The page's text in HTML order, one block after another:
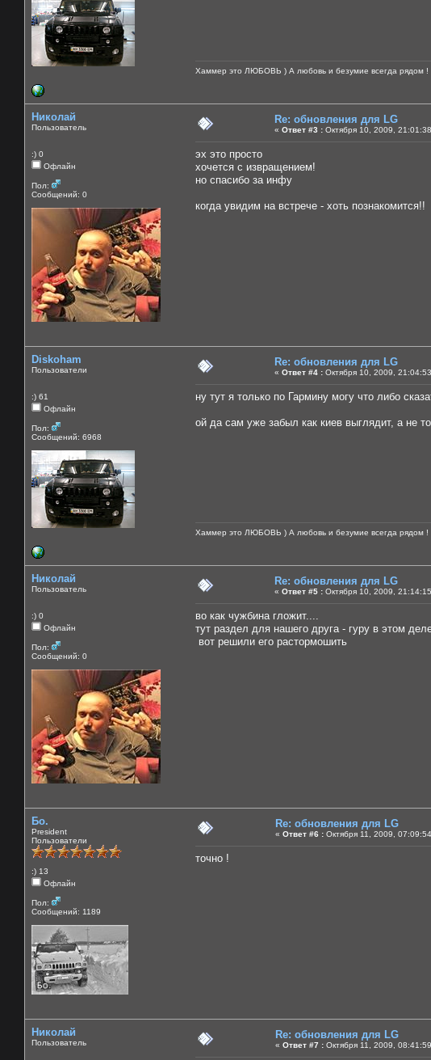
Хаммер это ЛЮБОВЬ ) А любовь и безумие всегда рядом !
Николай
Пользователь
:) 0
Офлайн
Пол:
Сообщений: 0
Re: обновления для LG
« Ответ #3 : Октября 10, 2009,
эх это просто
хочется с извращением!
но спасибо за инфу
когда увидим на встрече - хоть познакомится!!
Diskoham
Пользователи
:) 61
Офлайн
Пол:
Сообщений: 6968
Re: обновления для LG
« Ответ #4 : Октября 10, 2009,
ну тут я только по Гармину могу что либо
ой да сам уже забыл как киев выглядит, а не
Хаммер это ЛЮБОВЬ ) А любовь и безумие всегда рядом !
Николай
Пользователь
:) 0
Офлайн
Пол:
Сообщений: 0
Re: обновления для LG
« Ответ #5 : Октября 10, 2009,
во как чужбина гложит....
тут раздел для нашего друга - гуру в этом
вот решили его растормошить
Бо.
President
Пользователи
:) 13
Офлайн
Пол:
Сообщений: 1189
Re: обновления для LG
« Ответ #6 : Октября 11, 2009,
точно !
Николай
Пользователь
Re: обновления для LG
« Ответ #7 : Октября 11, 2009,